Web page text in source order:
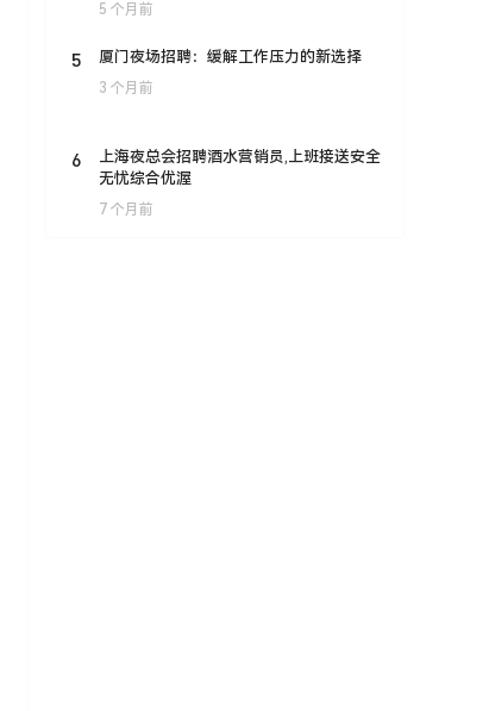
5 个月前
5 厦门夜场招聘：缓解工作压力的新选择
3 个月前
6
上海夜总会招聘酒水营销员,上班接送安全
无忧综合优渥
7 个月前